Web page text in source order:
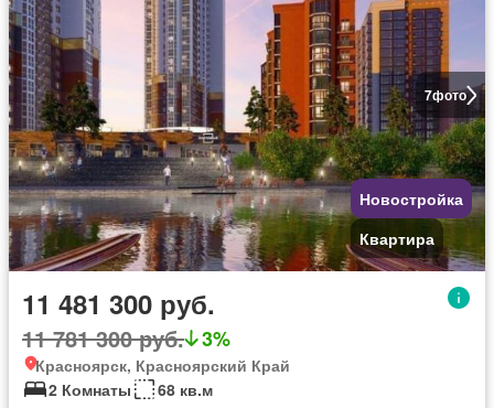
7фото
Новостройка
Квартира
11 481 300 руб.
11 781 300 руб. 3%
Красноярск, Красноярский Край
2 Комнаты
68 кв.м